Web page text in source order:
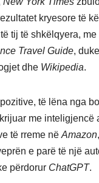
kryesore të
tij të shkëlqyera,
Travel Guide,
dhe Wikipedia.
të lëna nga
me inteligjencë
të rreme nëAmazon
e parë të një
përdorur ChatGPT.